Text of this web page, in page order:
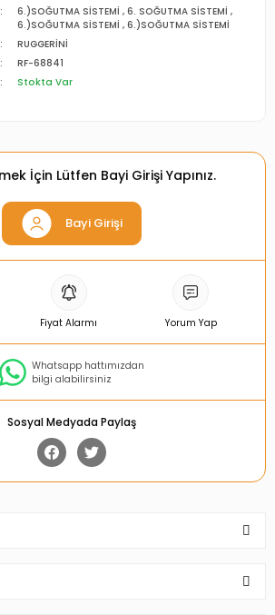
6.)SOĞUTMA SİSTEMİ ,6. SOĞUTMA SİSTEMİ ,
6.)SOĞUTMA SİSTEMİ ,6.)SOĞUTMA SİSTEMİ
RUGGERİNİ
RF-68841
Stokta Var
İçin Lütfen Bayi Girişi Yapınız.
Bayi Girişi
Fiyat Alarmı Yorum Yap
Whatsapp hattımızdan
bilgi alabilirsiniz
Sosyal Medyada Paylaş